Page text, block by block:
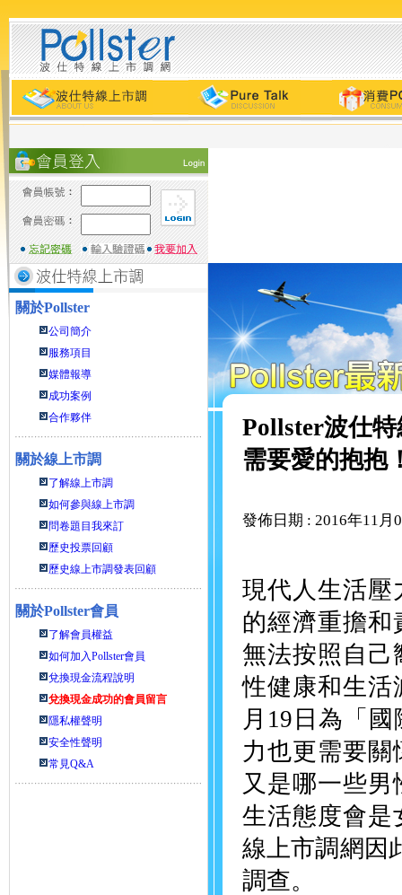
關於Pollster
公司簡介
服務項目
媒體報導
成功案例
合作夥伴
關於線上市調
了解線上市調
如何參與線上市調
問卷題目我來訂
歷史投票回顧
歷史線上市調發表回顧
關於Pollster會員
了解會員權益
如何加入Pollster會員
兌換現金流程說明
兌換現金成功的會員留言
隱私權聲明
安全性聲明
常見Q&A
Pollster波仕
需要愛的抱抱
發佈日期 : 2016年11月
現代人生活壓
的經濟重擔
無法按照自己
性健康和生活
月19日為「
力也更需要
又是哪一些
生活態度會是
線上市調網因
調查。